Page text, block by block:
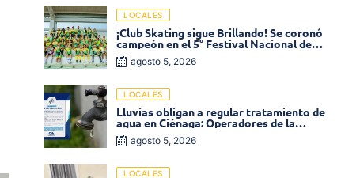
LOCALES
¡Club Skating sigue Brillando! Se coronó
campeón en el 5° Festival Nacional de
Patinaje «Soledad sobre Ruedas»
agosto 5, 2026
LOCALES
Lluvias obligan a regular tratamiento de
agua en Ciénaga: Operadores de la
Sierra anuncia baja presión en varios
sectores
agosto 5, 2026
LOCALES